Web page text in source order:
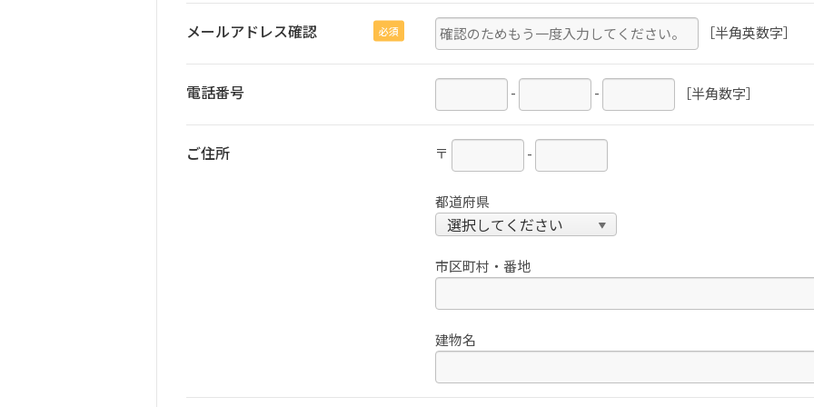
必須
メールアドレス確認 ［半角英数字］
電話番号 - - ［半角数字］
ご住所 〒 -
都道府県
市区町村・番地
建物名